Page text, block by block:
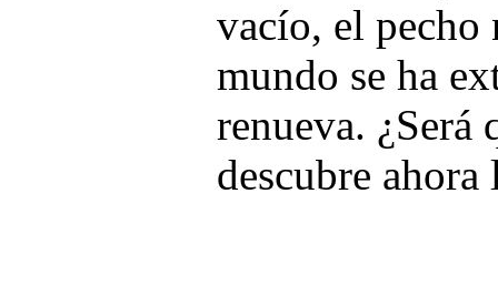
vacío, el pecho
mundo se ha
renueva. ¿Será
descubre ahora